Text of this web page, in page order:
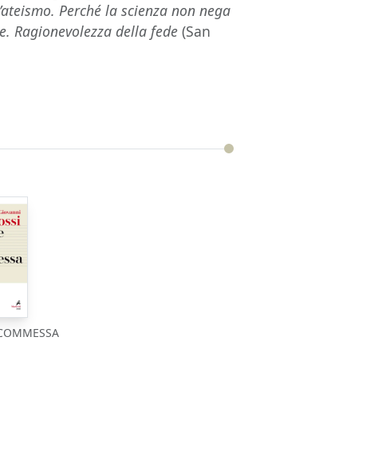
Perché la scienza non nega
Ragionevolezza della fede (San